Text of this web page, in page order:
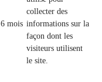
6 mois
collecter des
informations sur la
façon dont les
visiteurs utilisent
le site.